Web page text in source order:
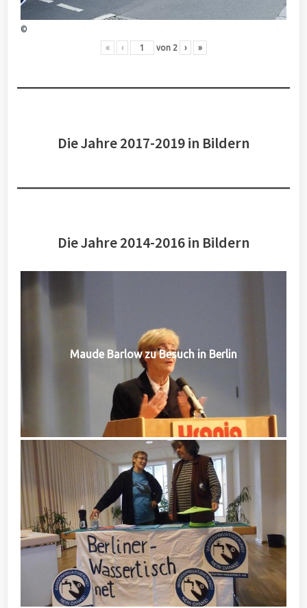
©
« ‹ von 2 › »
Die Jahre 2017-2019 in Bildern
Die Jahre 2014-2016 in Bildern
Maude Barlow zu Besuch in Berlin